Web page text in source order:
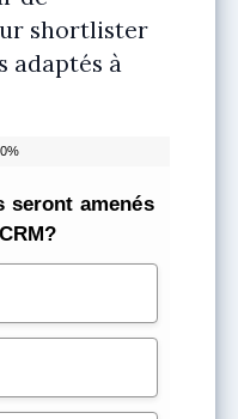
shortlister
adaptés à